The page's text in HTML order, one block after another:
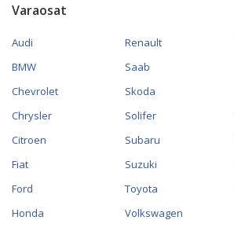
Varaosat
Audi
BMW
Chevrolet
Chrysler
Citroen
Fiat
Ford
Honda
Renault
Saab
Skoda
Solifer
Subaru
Suzuki
Toyota
Volkswagen